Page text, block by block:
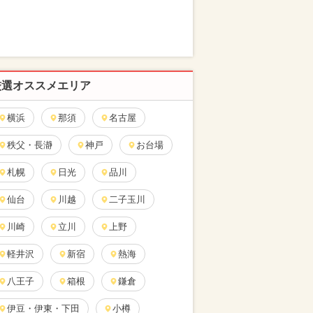
オススメエリア
横浜 那須 名古屋
秩父・長瀞 神戸 お台場
札幌 日光 品川
仙台 川越 二子玉川
川崎 立川 上野
軽井沢 新宿 熱海
八王子 箱根 鎌倉
伊豆・伊東・下田 小樽